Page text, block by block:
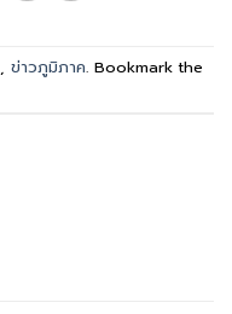
, ข่าวภูมิภาค. Bookmark the